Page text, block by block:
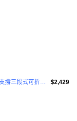
THERIX HOME 韓國製造 優質雙層柔軟硬挺腰部支撐三段式可折疊床墊
$2,429